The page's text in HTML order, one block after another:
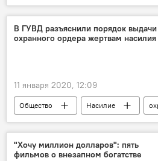
Инвестиции
В ГУВД разъяснили порядок выдачи
охранного ордера жертвам насилия
11 января 2020, 12:09
Общество Насилие
ГУВД Ташкента
"Хочу миллион долларов": пять
фильмов о внезапном богатстве